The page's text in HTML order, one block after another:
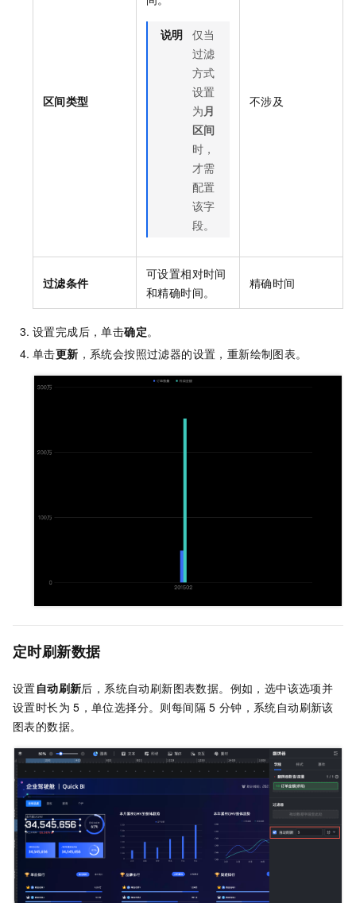
区间类型
说明 仅当
过滤
方式
设置
为 月
区间
时，
才需
配置
该字
段。
不涉及
过滤条件
可设置相对时间
和精确时间。
精确时间
设置完成后，单击确定。
单击更新 ，系统会按照过滤器的设置，重新绘制图表。
定时刷新数据
设置自动刷新后，系统自动刷新图表数据。例如，选中该选项并
设置时长为 5，单位选择分。则每间隔 5 分钟，系统自动刷新该
图表的数据。